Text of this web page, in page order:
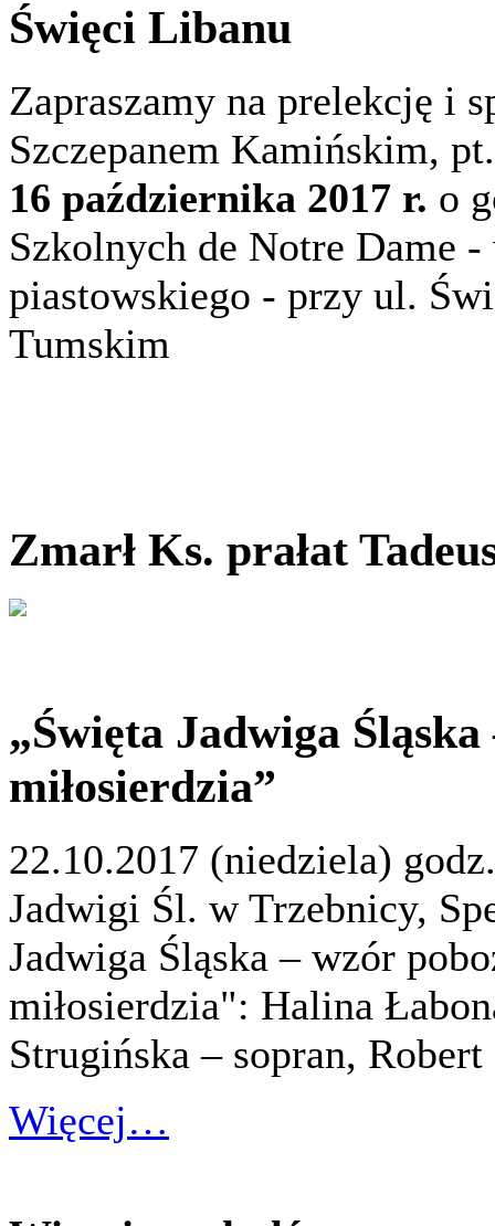
Święci Libanu
Zapraszamy na prelekcję i
Szczepanem Kamińskim,
16 października 2017 r. o
Szkolnych de Notre Dame
piastowskiego - przy ul.
Tumskim
Zmarł Ks. prałat
„Święta Jadwiga
miłosierdzia”
22.10.2017 (niedziela)
Jadwigi Śl. w Trzebnicy,
Jadwiga Śląska – wzór
miłosierdzia": Halina
Strugińska – sopran,
Więcej…